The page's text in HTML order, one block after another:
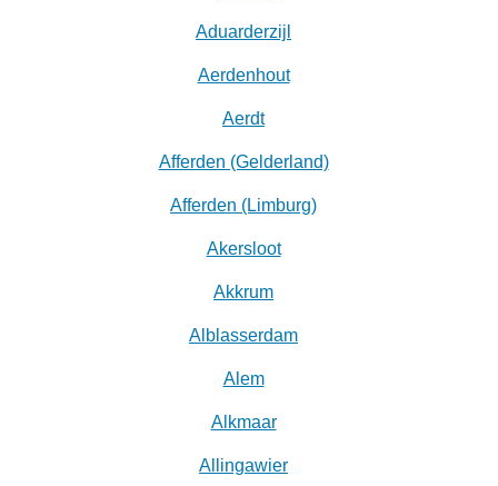
Aduarderzijl
Aerdenhout
Aerdt
Afferden (Gelderland)
Afferden (Limburg)
Akersloot
Akkrum
Alblasserdam
Alem
Alkmaar
Allingawier